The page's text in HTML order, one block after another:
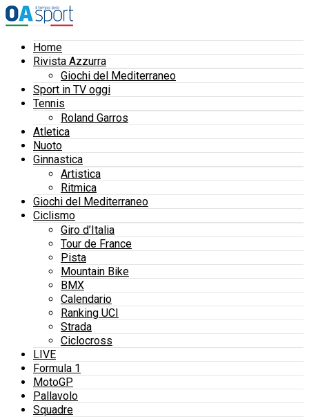
Home
Rivista Azzurra
Giochi del Mediterraneo
Sport in TV oggi
Tennis
Roland Garros
Atletica
Nuoto
Ginnastica
Artistica
Ritmica
Giochi del Mediterraneo
Ciclismo
Giro d’Italia
Tour de France
Pista
Mountain Bike
BMX
Calendario
Ranking UCI
Strada
Ciclocross
LIVE
Formula 1
MotoGP
Pallavolo
Squadre